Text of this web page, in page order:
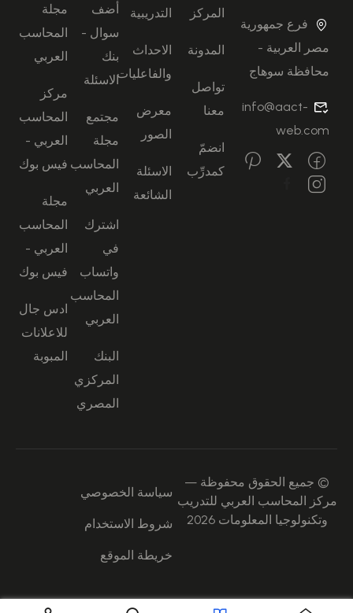
فرع جمهورية
مصر العربية -
محافظة سوهاج
info@aact-
web.com
المركز
المدونة
تواصل
معنا
انضمّ
كمدرِّب
التدريبية
الاحداث
والفاعليات
معرض
الصور
الاسئلة
الشائعة
أضف
سوال -
بنك
الاسئلة
مجتمع
مجلة
المحاسب
العربي
اشترك
في
واتساب
المحاسب
العربي
البنك
المركزي
المصري
مجلة
المحاسب
العربي
مركز
المحاسب
العربي -
فيس بوك
مجلة
المحاسب
العربي -
فيس بوك
ادس جال
للاعلانات
المبوبة
© جميع الحقوق محفوظة —
مركز المحاسب العربي للتدريب
وتكنولوجيا المعلومات 2026
سياسة الخصوصي
شروط الاستخدام
خريطة الموقع